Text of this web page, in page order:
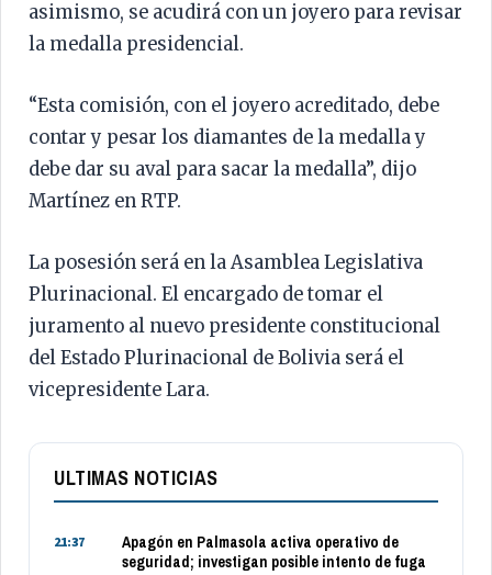
asimismo, se acudirá con un joyero para revisar
la medalla presidencial.
“Esta comisión, con el joyero acreditado, debe
contar y pesar los diamantes de la medalla y
debe dar su aval para sacar la medalla”, dijo
Martínez en RTP.
La posesión será en la Asamblea Legislativa
Plurinacional. El encargado de tomar el
juramento al nuevo presidente constitucional
del Estado Plurinacional de Bolivia será el
vicepresidente Lara.
ULTIMAS NOTICIAS
21:37
Apagón en Palmasola activa operativo de
seguridad; investigan posible intento de fuga